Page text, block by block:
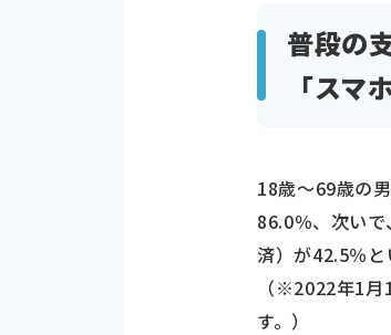
普段の
「ス
18歳～69歳の
86.0％、次い
済）が42.5％と
（※2022年1
す。）